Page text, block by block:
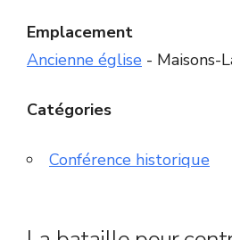
Emplacement
Ancienne église - Maisons-
Catégories
Conférence historique